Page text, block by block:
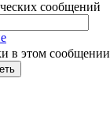
в этом сообщении